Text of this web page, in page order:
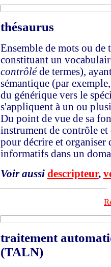
thésaurus
Ensemble de mots ou de
constituant un
contrôléde termes),
sémantique (par
du générique vers le
s'appliquent à un ou
Du point de vue de sa
instrument de contrôle
pour décrire et organiser
informatifs dans un
Voir aussi descripteur,
traitement
(TALN)